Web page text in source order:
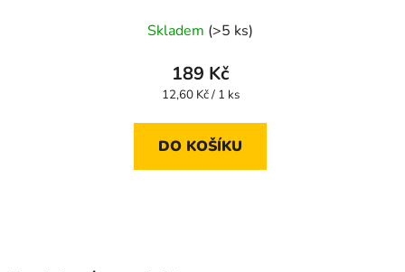
Skladem (>5 ks)
189 Kč
Měrná
12,60 Kč / 1 ks
DO KOŠÍKU